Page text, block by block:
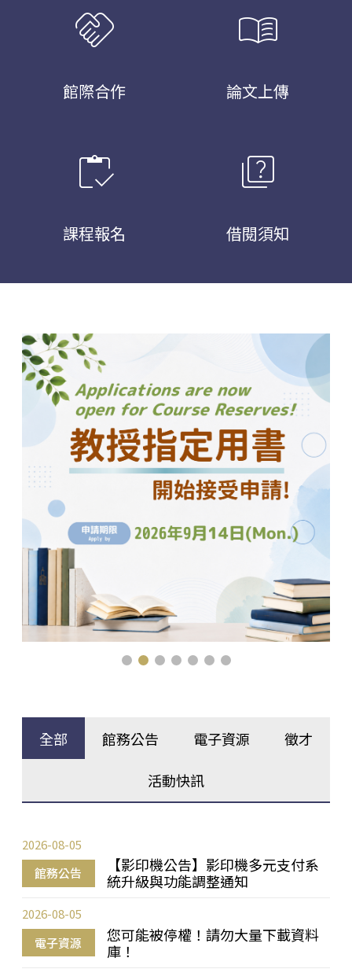
handshake
館際合作
menu_book
論文上傳
inventory
課程報名
quiz
借閱須知
全部 館務公告 電子資源 徵才
活動快訊
館務公告
【影印機公告】影印機多元支付系
統升級與功能調整通知
2026-08-05
電子資源
您可能被停權！請勿大量下載資料
庫！
2026-08-05